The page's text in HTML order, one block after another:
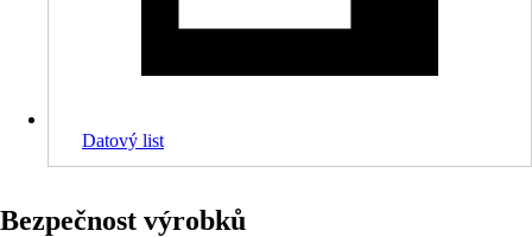
Datový list
Bezpečnost výrobků